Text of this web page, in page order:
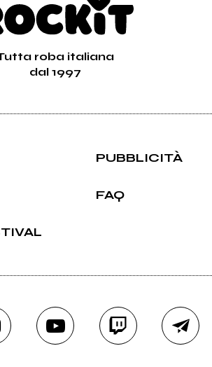
roba italiana
dal 1997
PUBBLICITÀ
FAQ